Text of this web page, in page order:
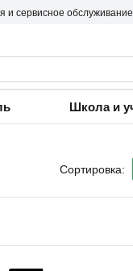
и сервисное обслуживание
Школа и
Сортировка: